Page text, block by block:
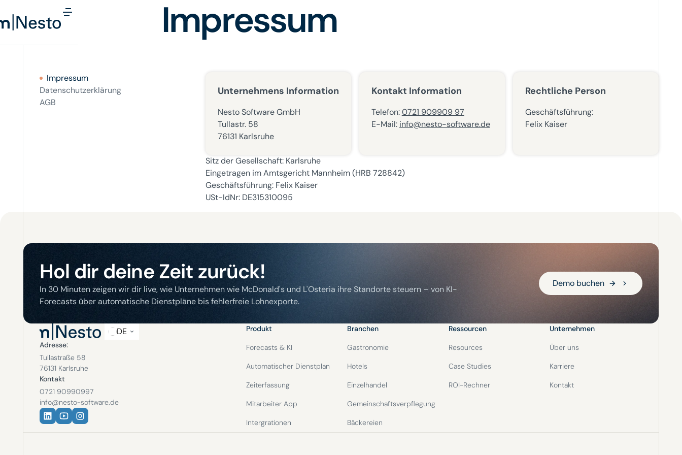
Impressum
Impressum
Datenschutzerklärung
AGB
Unternehmens Information
Nesto Software GmbH
Tullastr. 58
76131 Karlsruhe
Kontakt Information
Telefon:0721 909909 97
E-Mail: info@nesto-software.de
Rechtliche Person
Geschäftsführung:
Felix Kaiser
Sitz der Gesellschaft: Karlsruhe
Eingetragen im Amtsgericht Mannheim (HRB 728842)
Geschäftsführung: Felix Kaiser
USt-IdNr: DE315310095
Hol dir deine Zeit zurück!
In 30 Minuten zeigen wir dir live, wie Unternehmen wie McDonald's und L'Osteria ihre Standorte steuern – von KI-
Forecasts über automatische Dienstpläne bis fehlerfreie Lohnexporte.
Demo buchen
Demo buchen
DE
Adresse:
Tullastraße 58
76131 Karlsruhe
Kontakt
0721 90990997
info@nesto-software.de
Produkt
Forecasts & KI
Automatischer Dienstplan
Zeiterfassung
Mitarbeiter App
Intergrationen
Branchen
Gastronomie
Hotels
Einzelhandel
Gemeinschaftsverpflegung
Bäckereien
Ressourcen
Resources
Case Studies
ROI-Rechner
Unternehmen
Über uns
Karriere
Kontakt